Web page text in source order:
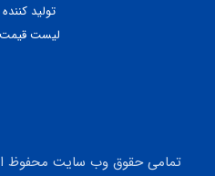
تولید
لیست قیمت
تمامی حقوق وب سایت محفوظ